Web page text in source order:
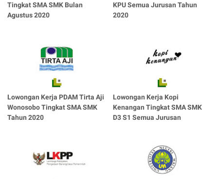
Tingkat SMA SMK Bulan
Agustus 2020
KPU Semua Jurusan Tahun
2020
Lowongan Kerja PDAM Tirta Aji
Wonosobo Tingkat SMA SMK
Tahun 2020
Lowongan Kerja Kopi
Kenangan Tingkat SMA SMK
D3 S1 Semua Jurusan